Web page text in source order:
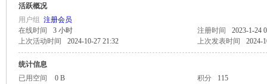
活跃概况
用户组 注册会员
在线时间
3 小时 注册时间
2023-1-24
上次活动时间
2024-10-27 21:32 上次发表时间 2024-
统计信息
已用空间
0 B 积分
115